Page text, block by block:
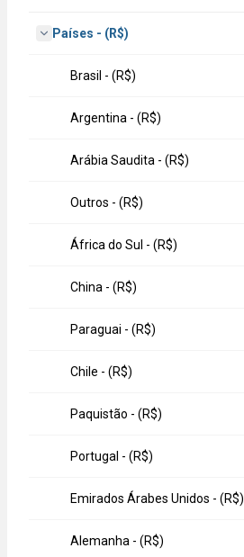
Países - (R$)
Brasil - (R$)
Argentina - (R$)
Arábia Saudita - (R$)
Outros - (R$)
África do Sul - (R$)
China - (R$)
Paraguai - (R$)
Chile - (R$)
Paquistão - (R$)
Portugal - (R$)
Emirados Árabes Unidos - (R$)
Alemanha - (R$)